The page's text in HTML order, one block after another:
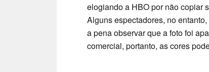
elogiando a HBO por não copiar
Alguns espectadores, no
a pena observar que a foto foi
comercial, portanto, as cores